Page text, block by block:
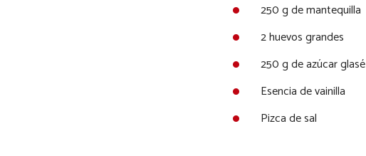
250 g de mantequilla
2 huevos grandes
250 g de azúcar glasé
Esencia de vainilla
Pizca de sal